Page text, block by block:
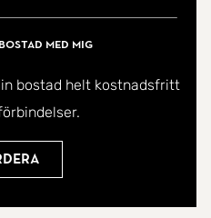
med mig
bostad helt kostnadsfritt